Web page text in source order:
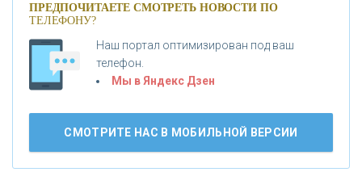
«БАНК ВОЗРОЖДЕНИЕ»
АО «КРЕДИТ ЕВРОПА БАНК»
Банки.ру обновил логотип впервые за 19 лет -
ПРЕДПОЧИТАЕТЕ СМОТРЕТЬ НОВОСТИ ПО
ТЕЛЕФОНУ?
Наш портал оптимизирован под ваш
телефон.
Мы в Яндекс Дзен
СМОТРИТЕ НАС В МОБИЛЬНОЙ ВЕРСИИ